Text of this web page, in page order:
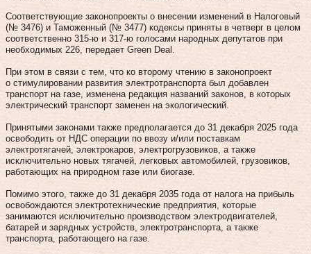
Соответствующие законопроекты о внесении изменений в Налоговый
(№ 3476) и Таможенный (№ 3477) кодексы приняты в четверг в целом
соответственно 315-ю и 317-ю голосами народных депутатов при
необходимых 226, передает Green Deal.
При этом в связи с тем, что ко второму чтению в законопроект
о стимулировании развития электротранспорта был добавлен
транспорт на газе, изменена редакция названий законов, в которых
электрический транспорт заменен на экологический.
Принятыми законами также предполагается до 31 декабря 2025 года
освободить от НДС операции по ввозу и/или поставкам
электротягачей, электрокаров, электрогрузовиков, а также
исключительно новых тягачей, легковых автомобилей, грузовиков,
работающих на природном газе или биогазе.
Помимо этого, также до 31 декабря 2035 года от налога на прибыль
освобождаются электротехнические предприятия, которые
занимаются исключительно производством электродвигателей,
батарей и зарядных устройств, электротранспорта, а также
транспорта, работающего на газе.